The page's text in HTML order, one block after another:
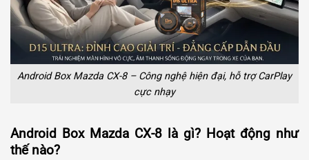
Android Box Mazda CX-8 – Công nghệ hiện đại, hỗ trợ CarPlay
cực nhạy
Android Box Mazda CX-8 là gì? Hoạt động như
thế nào?